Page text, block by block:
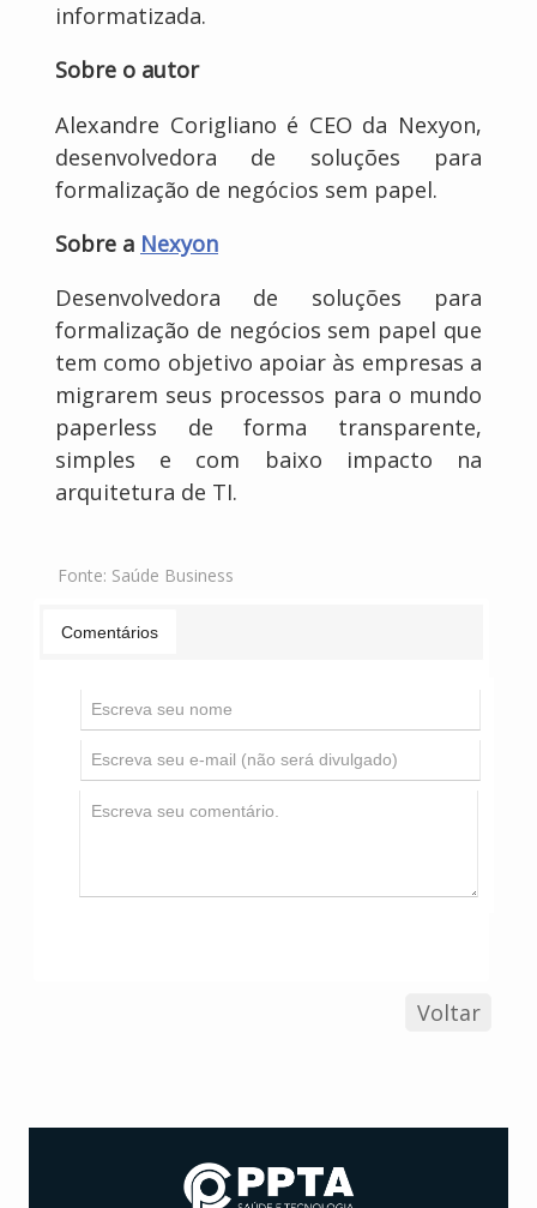
informatizada.
Sobre o autor
Alexandre Corigliano é CEO da Nexyon,
desenvolvedora de soluções para
formalização de negócios sem papel.
Sobre a Nexyon
Desenvolvedora de soluções para
formalização de negócios sem papel que
tem como objetivo apoiar às empresas a
migrarem seus processos para o mundo
paperless de forma transparente,
simples e com baixo impacto na
arquitetura de TI.
Fonte: Saúde Business
Comentários
Voltar